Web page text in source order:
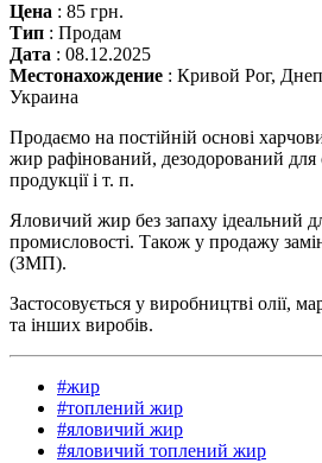
Цена : 85 грн.
Тип : Продам
Дата : 08.12.2025
Местонахождение : Кривой Рог,
Украина
Продаємо на постійній основі
жир рафінований, дезодорований для
продукції і т. п.
Яловичий жир без запаху ідеальний
промисловості. Також у продажу
(ЗМП).
Застосовується у виробництві олії,
та інших виробів.
#жир
#топлений жир
#яловичий жир
#яловичий топлений жир